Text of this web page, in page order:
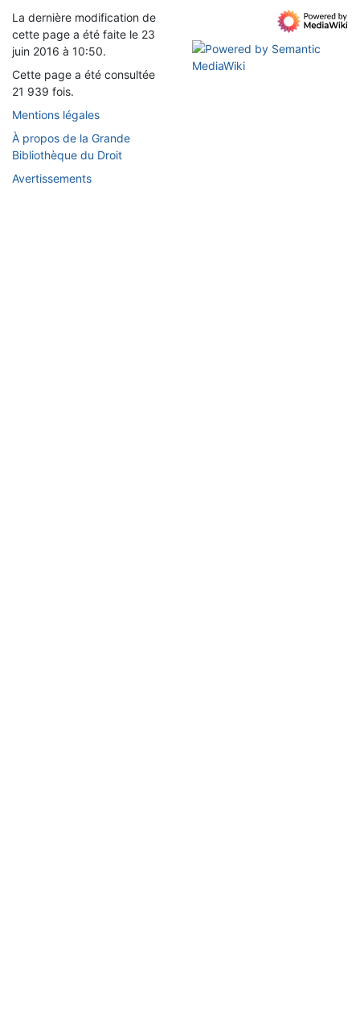
La dernière modification de
cette page a été faite le 23
juin 2016 à 10:50.
Cette page a été consultée
21 939 fois.
Mentions légales
À propos de la Grande
Bibliothèque du Droit
Avertissements